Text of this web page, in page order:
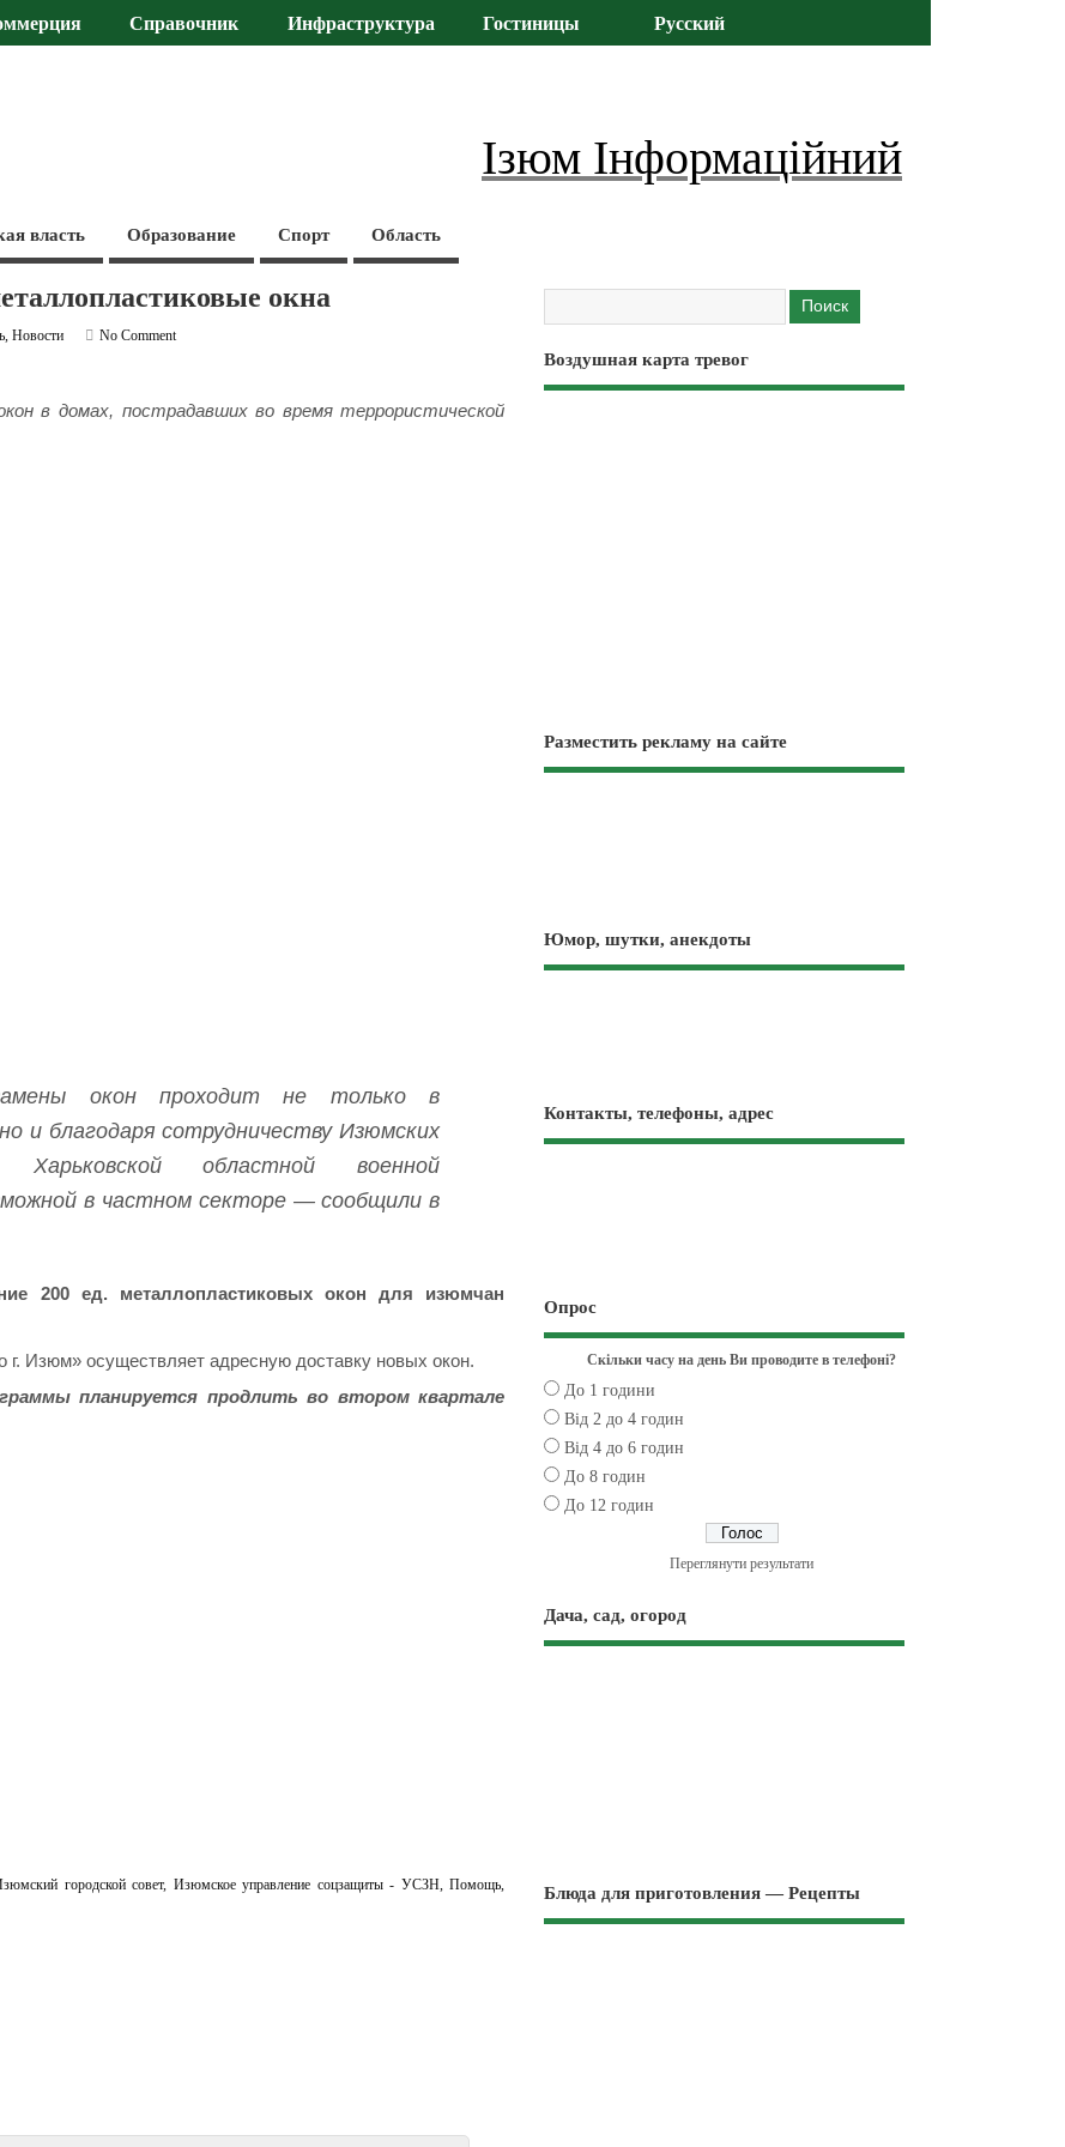
Справочник Инфраструктура Гостиницы Русский
Ізюм Інформаційний
власть Образование Спорт Область
окна
,Новости
No Comment
в домах, пострадавших во время террористической
окон проходит не только в
но и благодаря сотрудничеству Изюмских
областной военной
в частном секторе — сообщили в
200 ед. металлопластиковых окон для изюмчан
Изюм» осуществляет адресную доставку новых окон.
планируется продлить во втором квартале
городской совет, Изюмское управление соцзащиты - УСЗН,Помощь
Воздушная карта тревог
Разместить рекламу на сайте
Юмор, шутки, анекдоты
Контакты, телефоны, адрес
Опрос
Скільки часу на день Ви проводите в телефоні?
До 1 години
Від 2 до 4 годин
Від 4 до 6 годин
До 8 годин
До 12 годин
Переглянути результати
Дача, сад, огород
Блюда для приготовления — Рецепты